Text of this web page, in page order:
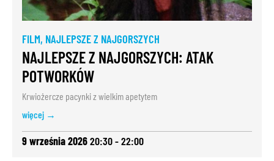
FILM, NAJLEPSZE Z NAJGORSZYCH
NAJLEPSZE Z NAJGORSZYCH: ATAK
POTWORKÓW
Krwiożercze pacynki z wielkim apetytem
więcej →
9 września 202620:30 - 22:00